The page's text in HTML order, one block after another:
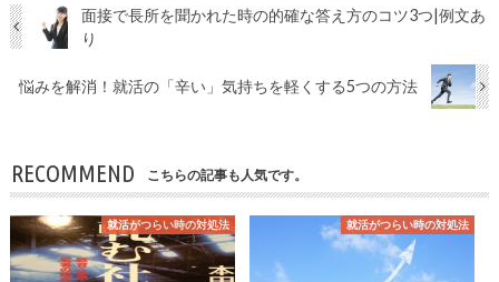
面接で長所を聞かれた時の的確な答え方のコツ3つ|例文あ
り
悩みを解消！就活の「辛い」気持ちを軽くする5つの方法
RECOMMEND こちらの記事も人気です。
就活がつらい時の対処法 就活がつらい時の対処法